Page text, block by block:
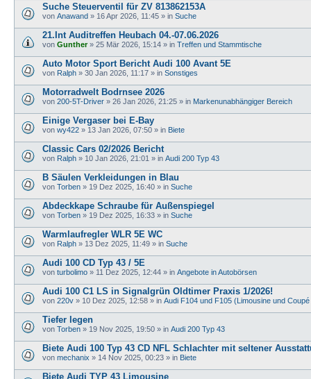
Suche Steuerventil für ZV 813862153A
von Anawand » 16 Apr 2026, 11:45 » in Suche
21.Int Auditreffen Heubach 04.-07.06.2026
von Gunther» 25 Mär 2026, 15:14 » in Treffen und Stammtische
Auto Motor Sport Bericht Audi 100 Avant 5E
von Ralph » 30 Jan 2026, 11:17 » in Sonstiges
Motorradwelt Bodrnsee 2026
von 200-5T-Driver » 26 Jan 2026, 21:25 » in Markenunabhängiger Bereich
Einige Vergaser bei E-Bay
von wy422 » 13 Jan 2026, 07:50 » in Biete
Classic Cars 02/2026 Bericht
von Ralph » 10 Jan 2026, 21:01 » in Audi 200 Typ 43
B Säulen Verkleidungen in Blau
von Torben » 19 Dez 2025, 16:40 » in Suche
Abdeckkape Schraube für Außenspiegel
von Torben » 19 Dez 2025, 16:33 » in Suche
Warmlaufregler WLR 5E WC
von Ralph » 13 Dez 2025, 11:49 » in Suche
Audi 100 CD Typ 43 / 5E
von turbolimo » 11 Dez 2025, 12:44 » in Angebote in Autobörsen
Audi 100 C1 LS in Signalgrün Oldtimer Praxis 1/2026!
von 220v » 10 Dez 2025, 12:58 » in Audi F104 und F105 (Limousine und Coupé
Tiefer legen
von Torben » 19 Nov 2025, 19:50 » in Audi 200 Typ 43
Biete Audi 100 Typ 43 CD NFL Schlachter mit seltener
von mechanix » 14 Nov 2025, 00:23 » in Biete
Biete Audi TYP 43 Limousine